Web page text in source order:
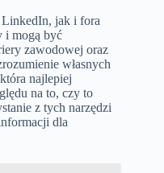
LinkedIn, jak i fora
i mogą być
zawodowej oraz
własnych
najlepiej
na to, czy to
z tych narzędzi
dla